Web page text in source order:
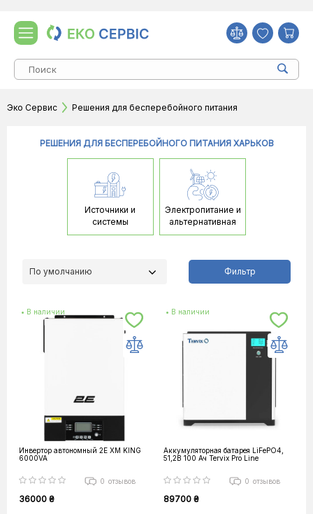
Эко Сервис Решения для бесперебойного питания
РЕШЕНИЯ ДЛЯ БЕСПЕРЕБОЙНОГО ПИТАНИЯ ХАРЬКОВ
Источники и
системы
бесперебойного
Электропитание и
альтернативная
энергетика
Фильтр
По умолчанию
• В наличии
Инвертор автономный 2E XM KING
6000VA
0 отзывов
36000 ₴
• В наличии
Аккумуляторная батарея LiFePO4,
51,2В 100 Ач Tervix Pro Line
0 отзывов
89700 ₴